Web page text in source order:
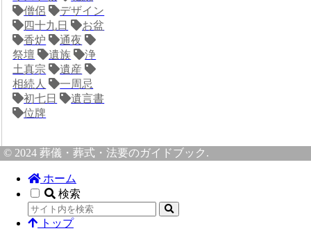
僧侶
デザイン
四十九日
お盆
香炉
通夜
祭壇
遺族
浄
土真宗
遺産
相続人
一周忌
初七日
遺言書
位牌
© 2024 葬儀・葬式・法要のガイドブック.
ホーム
検索
トップ